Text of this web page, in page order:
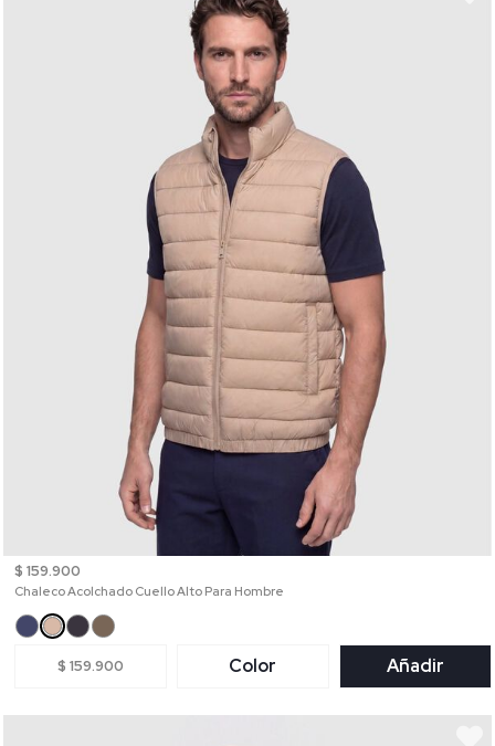
$ 159.900
Chaleco Acolchado Cuello Alto Para Hombre
$ 159.900 Color Añadir